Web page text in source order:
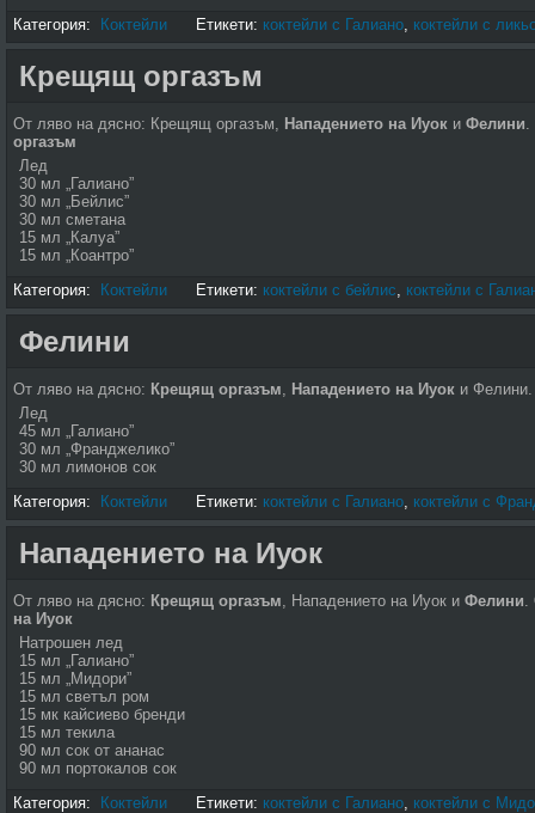
Категория:
Коктейли Етикети: коктейли с Галиано, коктейли с
Крещящ оргазъм
От ляво на дясно: Крещящ оргазъм, Нападението на Иуок и Фелини.
оргазъм
Лед
30 мл „Галиано”
30 мл „Бейлис”
30 мл сметана
15 мл „Калуа”
15 мл „Коантро”
Категория:
Коктейли Етикети: коктейли с бейлис, коктейли с
Фелини
От ляво на дясно: Крещящ оргазъм, Нападението на Иуок и
Лед
45 мл „Галиано”
30 мл „Франджелико”
30 мл лимонов сок
Категория:
Коктейли Етикети: коктейли с Галиано, коктейли с
Нападението на Иуок
От ляво на дясно: Крещящ оргазъм, Нападението на Иуок и Фелини.
на Иуок
Натрошен лед
15 мл „Галиано”
15 мл „Мидори”
15 мл светъл ром
15 мк кайсиево бренди
15 мл текила
90 мл сок от ананас
90 мл портокалов сок
Категория:
Коктейли Етикети: коктейли с Галиано, коктейли с